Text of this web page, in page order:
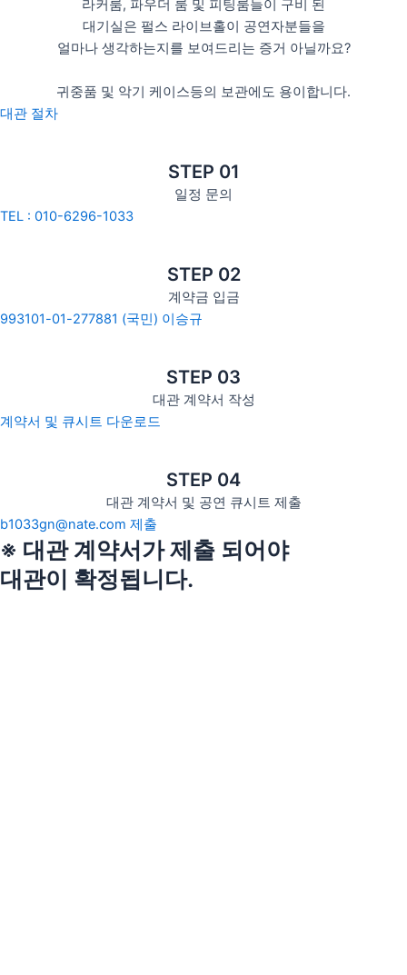
라커룸, 파우더 룸 및 피팅룸들이 구비 된
대기실은 펄스 라이브홀이 공연자분들을
얼마나 생각하는지를 보여드리는 증거 아닐까요?
귀중품 및 악기 케이스등의 보관에도 용이합니다.
대관 절차
STEP 01
일정 문의
TEL : 010-6296-1033
STEP 02
계약금 입금
993101-01-277881 (국민) 이승규
STEP 03
대관 계약서 작성
계약서 및 큐시트 다운로드
STEP 04
대관 계약서 및 공연 큐시트 제출
b1033gn@nate.com 제출
※ 대관 계약서가 제출 되어야
대관이 확정됩니다.